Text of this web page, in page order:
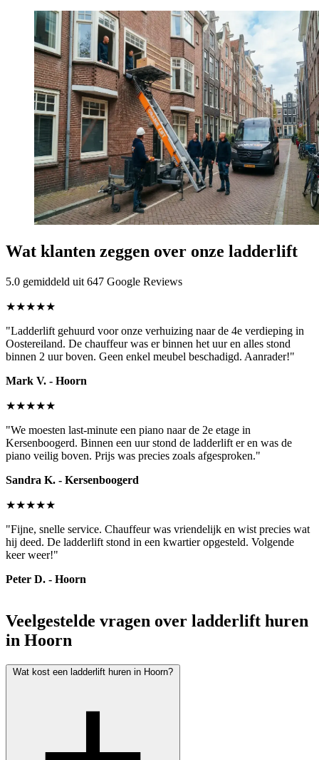
Wat klanten zeggen over onze ladderlift
5.0 gemiddeld uit 647 Google Reviews
★★★★★
"Ladderlift gehuurd voor onze verhuizing naar de 4e verdieping in
Oostereiland. De chauffeur was er binnen het uur en alles stond
binnen 2 uur boven. Geen enkel meubel beschadigd. Aanrader!"
Mark V. - Hoorn
★★★★★
"We moesten last-minute een piano naar de 2e etage in
Kersenboogerd. Binnen een uur stond de ladderlift er en was de
piano veilig boven. Prijs was precies zoals afgesproken."
Sandra K. - Kersenboogerd
★★★★★
"Fijne, snelle service. Chauffeur was vriendelijk en wist precies wat
hij deed. De ladderlift stond in een kwartier opgesteld. Volgende
keer weer!"
Peter D. - Hoorn
Veelgestelde vragen over ladderlift huren
in Hoorn
Wat kost een ladderlift huren in Hoorn?